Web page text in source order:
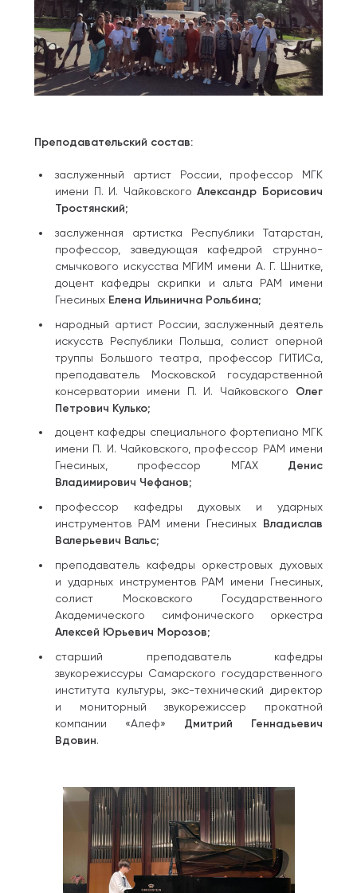
Преподавательский состав:
заслуженный артист России, профессор МГК
имени П. И. ЧайковскогоАлександр Борисович
Тростянский;
заслуженная артистка Республики Татарстан,
профессор, заведующая кафедрой струнно-
смычкового искусства МГИМ имени А. Г. Шнитке,
доцент кафедры скрипки и альта РАМ имени
Гнесиных Елена Ильинична Рольбина;
народный артист России, заслуженный деятель
искусств Республики Польша, солист оперной
труппы Большого театра, профессор ГИТИСа,
преподаватель Московской государственной
консерватории имени П. И. Чайковского Олег
Петрович Кулько;
доцент кафедры специального фортепиано МГК
имени П. И. Чайковского, профессор РАМ имени
Гнесиных, профессор МГАХ Денис
Владимирович Чефанов;
профессор кафедры духовых и ударных
инструментов РАМ имени Гнесиных Владислав
Валерьевич Вальс;
преподаватель кафедры оркестровых духовых
и ударных инструментов РАМ имени Гнесиных,
солист Московского Государственного
Академического симфонического оркестра
Алексей Юрьевич Морозов;
старший преподаватель кафедры
звукорежиссуры Самарского государственного
института культуры, экс-технический директор
и мониторный звукорежиссер прокатной
компании «Алеф» Дмитрий Геннадьевич
Вдовин.